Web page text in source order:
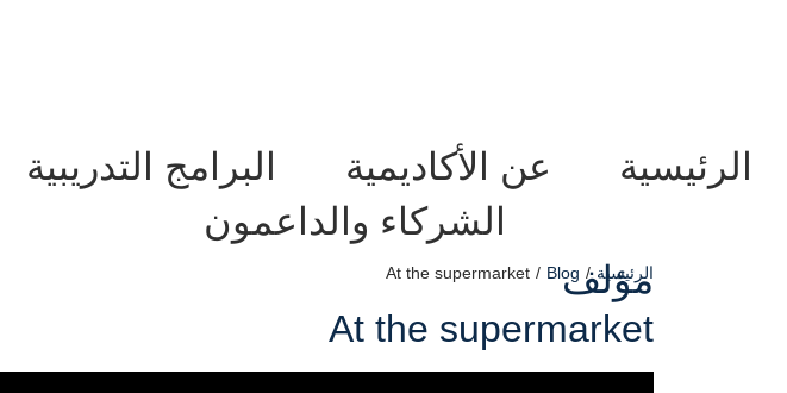
الرئيسية
عن الأكاديمية البرامج التدريبية
الشركاء والداعمون
الرئيسية /
Blog
/
At the supermarket
مؤلف
At the supermarket